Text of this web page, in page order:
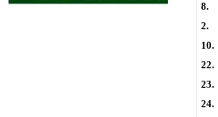
8.
2.
10.
22.
23.
24.